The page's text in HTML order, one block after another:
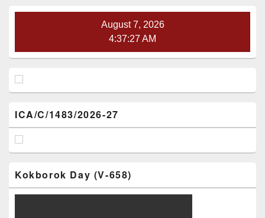
August 7, 2026
4:37:27 AM
ICA/C/1483/2026-27
Kokborok Day (V-658)